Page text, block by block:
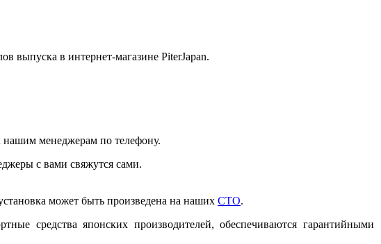
выпуска в интернет-магазине PiterJapan.
нашим менеджерам по телефону.
с вами свяжутся сами.
может быть произведена на наших СТО.
средства японских производителей, обеспечиваются гарантийными